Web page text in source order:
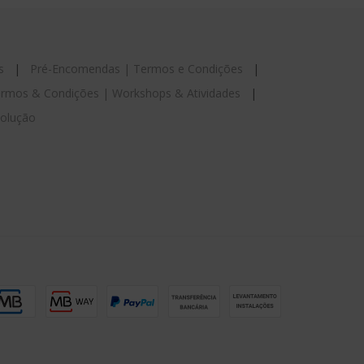
| Pré-Encomendas | Termos e Condições |
& Condições | Workshops & Atividades |